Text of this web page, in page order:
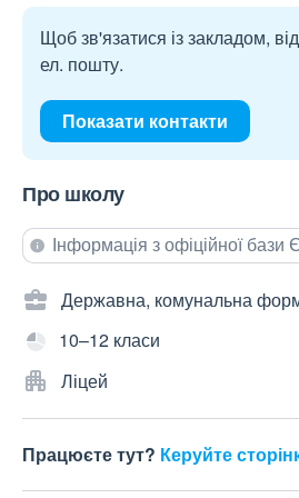
Щоб зв'язатися із закладом,
ел. пошту.
Показати контакти
Про школу
Інформація з офіційної
Державна, комунальна
10–12 класи
Ліцей
Працюєте тут? Керуйте